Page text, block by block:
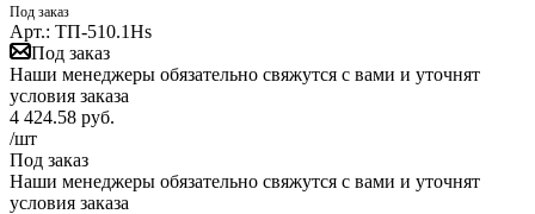
Под заказ
Арт.: ТП-510.1Hs
Под заказ
Наши менеджеры обязательно свяжутся с вами и уточнят
условия заказа
4 424.58 руб.
/шт
Под заказ
Наши менеджеры обязательно свяжутся с вами и уточнят
условия заказа